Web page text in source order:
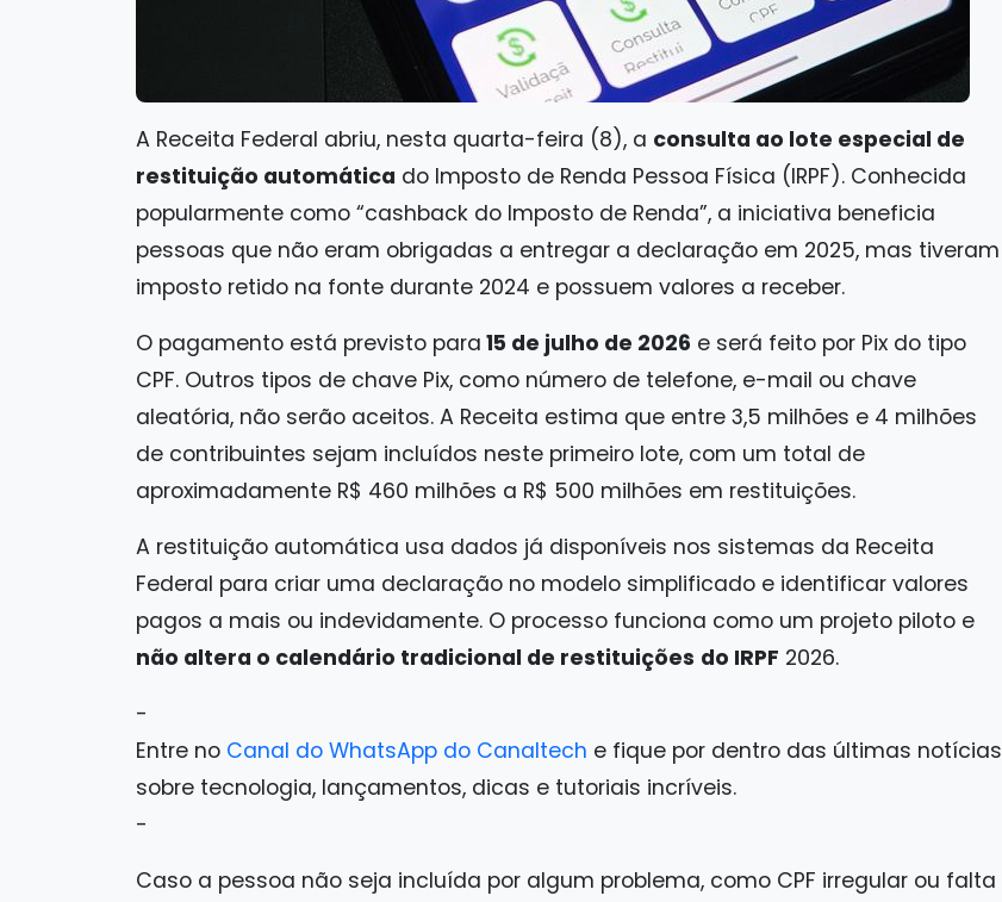
A Receita Federal abriu, nesta quarta-feira (8), a consulta ao lote especial de
restituição automática do Imposto de Renda Pessoa Física (IRPF). Conhecida
popularmente como “cashback do Imposto de Renda”, a iniciativa beneficia
pessoas que não eram obrigadas a entregar a declaração em 2025, mas tiveram
imposto retido na fonte durante 2024 e possuem valores a receber.
O pagamento está previsto para 15 de julho de 2026 e será feito por Pix do tipo
CPF. Outros tipos de chave Pix, como número de telefone, e-mail ou chave
aleatória, não serão aceitos. A Receita estima que entre 3,5 milhões e 4 milhões
de contribuintes sejam incluídos neste primeiro lote, com um total de
aproximadamente R$ 460 milhões a R$ 500 milhões em restituições.
A restituição automática usa dados já disponíveis nos sistemas da Receita
Federal para criar uma declaração no modelo simplificado e identificar valores
pagos a mais ou indevidamente. O processo funciona como um projeto piloto e
não altera o calendário tradicional de restituições do IRPF 2026.
-
Entre no Canal do WhatsApp do Canaltech e fique por dentro das últimas notícias
sobre tecnologia, lançamentos, dicas e tutoriais incríveis.
-
Caso a pessoa não seja incluída por algum problema, como CPF irregular ou falta